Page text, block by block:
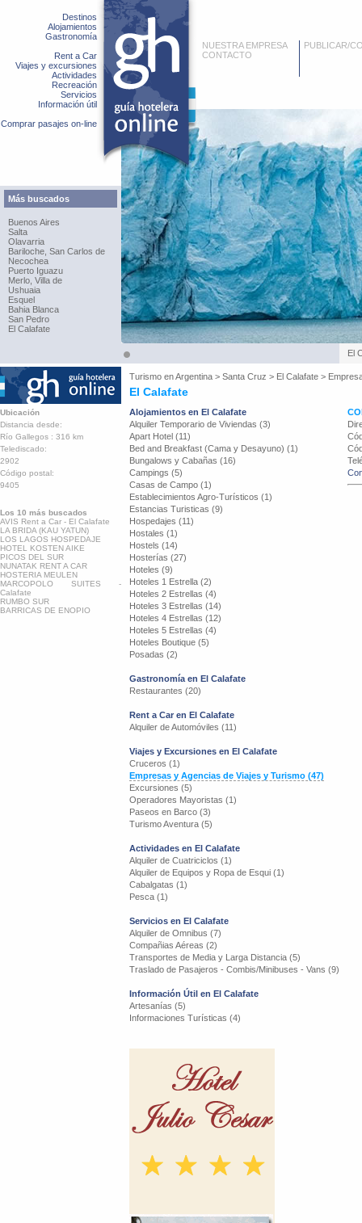
Destinos
Alojamientos
Gastronomía
Rent a Car
Viajes y excursiones
Actividades
Recreación
Servicios
Información útil
Comprar pasajes on-line
Más buscados
Buenos Aires
Salta
Olavarria
Bariloche, San Carlos de
Necochea
Puerto Iguazu
Merlo, Villa de
Ushuaia
Esquel
Bahia Blanca
San Pedro
El Calafate
NUESTRA EMPRESA
CONTACTO
PUBLICAR/
El
Turismo enArgentina > Santa Cruz > El Calafate >
El Calafate
Ubicación
Distancia desde:
Río Gallegos : 316 km
Telediscado:
2902
Código postal:
9405
Los 10 más buscados
AVIS Rent a Car - El Calafate
LA BRIDA (KAU YATUN)
LOS LAGOS HOSPEDAJE
HOTEL KOSTEN AIKE
PICOS DEL SUR
NUNATAK RENT A CAR
HOSTERIA MEULEN
MARCOPOLO SUITES -
Calafate
RUMBO SUR
BARRICAS DE ENOPIO
Alojamientos en El Calafate
Alquiler Temporario de Viviendas (3)
Apart Hotel (11)
Bed and Breakfast (Cama y Desayuno) (1)
Bungalows y Cabañas (16)
Campings (5)
Casas de Campo (1)
Establecimientos Agro-Turísticos (1)
Estancias Turisticas (9)
Hospedajes (11)
Hostales (1)
Hostels (14)
Hosterías (27)
Hoteles (9)
Hoteles 1 Estrella (2)
Hoteles 2 Estrellas (4)
Hoteles 3 Estrellas (14)
Hoteles 4 Estrellas (12)
Hoteles 5 Estrellas (4)
Hoteles Boutique (5)
Posadas (2)
Gastronomía en El Calafate
Restaurantes (20)
Rent a Car en El Calafate
Alquiler de Automóviles (11)
Viajes y Excursiones en El Calafate
Cruceros (1)
Empresas y Agencias de Viajes y Turismo (47)
Excursiones (5)
Operadores Mayoristas (1)
Paseos en Barco (3)
Turismo Aventura (5)
Actividades en El Calafate
Alquiler de Cuatriciclos (1)
Alquiler de Equipos y Ropa de Esqui (1)
Cabalgatas (1)
Pesca (1)
Servicios en El Calafate
Alquiler de Omnibus (7)
Compañias Aéreas (2)
Transportes de Media y Larga Distancia (5)
Traslado de Pasajeros - Combis/Minibuses - Vans (9)
Información Útil en El Calafate
Artesanías (5)
Informaciones Turísticas (4)